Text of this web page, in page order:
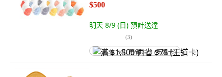
$500
明天 8/9 (日) 預計送達
(3)
满 $1,500 再省 $75 (王道卡)